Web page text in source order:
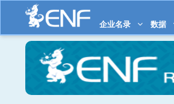
企业名录 数据